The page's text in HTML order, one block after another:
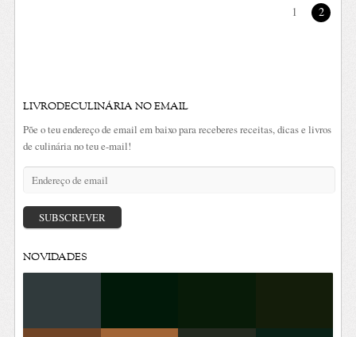
1 2
LIVRODECULINÁRIA NO EMAIL
Põe o teu endereço de email em baixo para receberes receitas, dicas e livros
de culinária no teu e-mail!
Endereço
email
SUBSCREVER
NOVIDADES